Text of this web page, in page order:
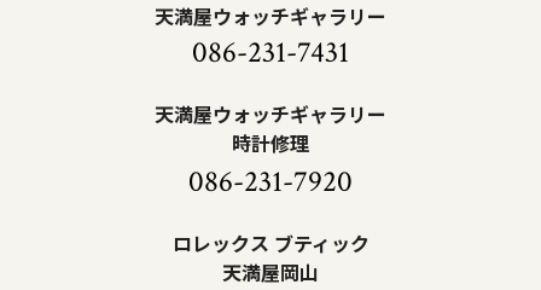
天満屋ウォッチギャラリー
086-231-7431
天満屋ウォッチギャラリー
時計修理
086-231-7920
ロレックス ブティック
天満屋岡山